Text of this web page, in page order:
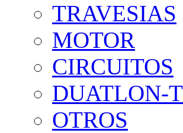
TRAVESIAS
MOTOR
CIRCUITOS
DUATLON-
OTROS